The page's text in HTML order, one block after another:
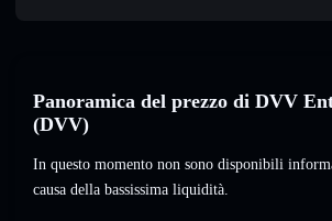
Panoramica del prezzo di DVV
(DVV)
In questo momento non sono disponibili
causa della bassissima liquidità.